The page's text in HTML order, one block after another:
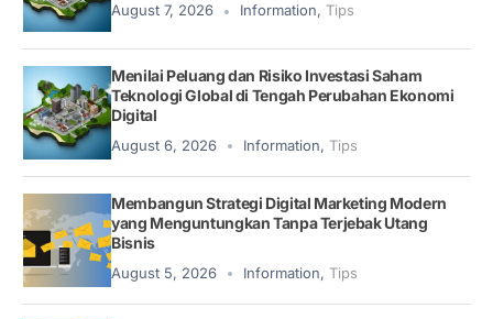
August 7, 2026 Information, Tips
Menilai Peluang dan Risiko Investasi Saham
Teknologi Global di Tengah Perubahan Ekonomi
Digital
August 6, 2026 Information, Tips
Membangun Strategi Digital Marketing Modern
yang Menguntungkan Tanpa Terjebak Utang
Bisnis
August 5, 2026 Information, Tips